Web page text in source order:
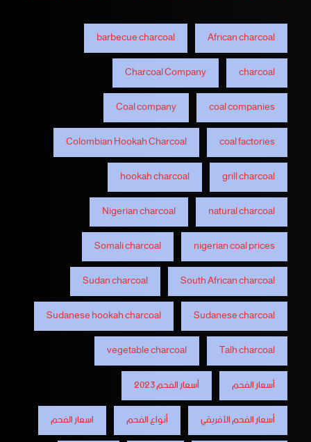
African charcoal
barbecue charcoal
charcoal
Charcoal Company
coal companies
Coal company
coal factories
Colombian Hookah Charcoal
grill charcoal
hookah charcoal
natural charcoal
Nigerian charcoal
nigerian coal prices
Somali charcoal
South African charcoal
Sudan charcoal
Sudanese charcoal
Sudanese hookah charcoal
Talh charcoal
vegetable charcoal
أسعار الفحم
أسعار الفحم 2023
أسعار الفحم الأفريقي
أنواع الفحم
اسعار الفحم